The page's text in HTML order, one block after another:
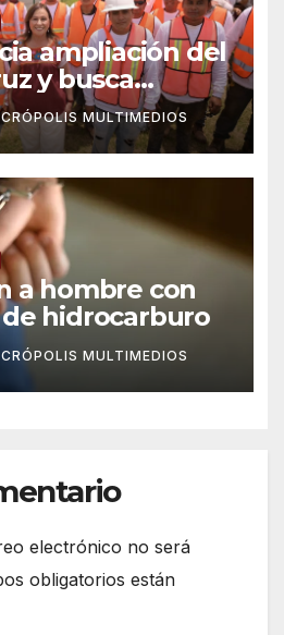
ampliación del
y busca
ingenio en crisis
MULTIMEDIOS
a hombre con
hidrocarburo
MULTIMEDIOS
electrónico no será
obligatorios están